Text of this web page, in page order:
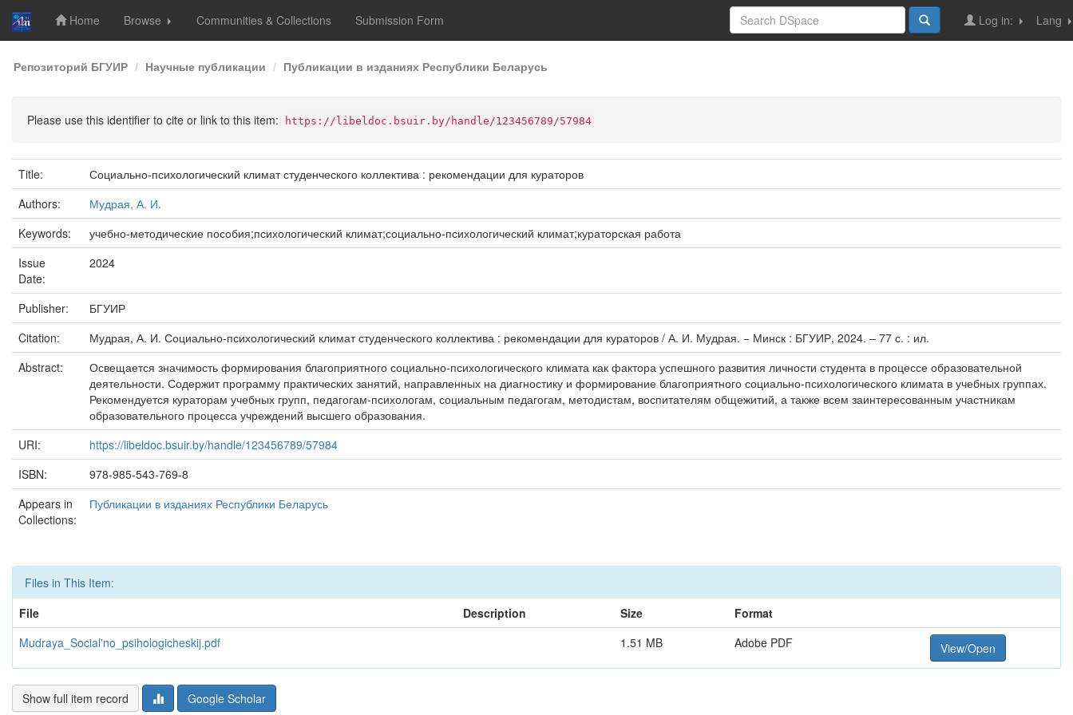
Skip
navigation
Home Browse Communities & Collections Submission Form Lang
Log in:
Репозиторий БГУИР Научные публикации Публикации в изданиях Республики Беларусь
Please use this identifier to cite or link to this item: https://libeldoc.bsuir.by/handle/123456789/57984
Title:
Социально-психологический климат студенческого коллектива : рекомендации для кураторов
Authors:
Мудрая, А. И.
Keywords:
учебно-методические пособия;психологический климат;социально-психологический климат;кураторская работа
Issue
Date:
2024
Publisher:
БГУИР
Citation:
Мудрая, А. И. Социально-психологический климат студенческого коллектива : рекомендации для кураторов / А. И. Мудрая. − Минск : БГУИР, 2024. – 77 с. : ил.
Abstract:
Освещается значимость формирования благоприятного социально-психологического климата как фактора успешного развития личности студента в процессе образовательной
деятельности. Содержит программу практических занятий, направленных на диагностику и формирование благоприятного социально-психологического климата в учебных группах.
Рекомендуется кураторам учебных групп, педагогам-психологам, социальным педагогам, методистам, воспитателям общежитий, а также всем заинтересованным участникам
образовательного процесса учреждений высшего образования.
URI:
https://libeldoc.bsuir.by/handle/123456789/57984
ISBN:
978-985-543-769-8
Appears in
Collections:
Публикации в изданиях Республики Беларусь
Files in This Item:
File
Description Size
Format
Mudraya_Social'no_psihologicheskij.pdf
1.51 MB Adobe PDF View/Open
Show full item record Google Scholar